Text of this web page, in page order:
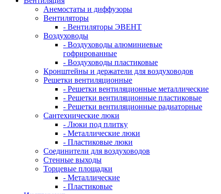
Анемостаты и диффузоры
Вентиляторы
- Вентиляторы ЭВЕНТ
Воздуховоды
- Воздуховоды алюминиевые
гофрированные
- Воздуховоды пластиковые
Кронштейны и держатели для воздуховодов
Решетки вентиляционные
- Решетки вентиляционные металлические
- Решетки вентиляционные пластиковые
- Решетки вентиляционные радиаторные
Сантехнические люки
- Люки под плитку
- Металлические люки
- Пластиковые люки
Соединители для воздуховодов
Стенные выходы
Торцевые площадки
- Металлические
- Пластиковые